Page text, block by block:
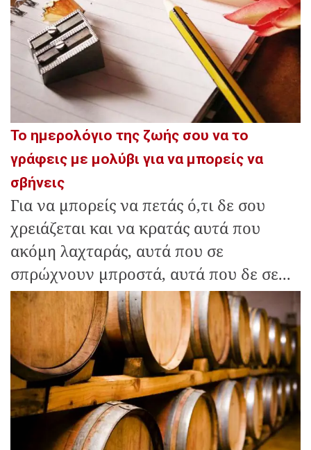
Το ημερολόγιο της ζωής σου να το
γράφεις με μολύβι για να μπορείς να
σβήνεις
Για να μπορείς να πετάς ό,τι δε σου
χρειάζεται και να κρατάς αυτά που
ακόμη λαχταράς, αυτά που σε
σπρώχνουν μπροστά, αυτά που δε σε...